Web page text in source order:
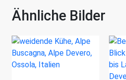
Ähnliche Bilder